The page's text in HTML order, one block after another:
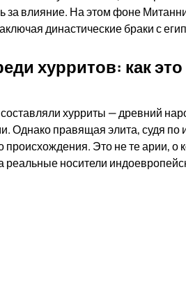
за влияние. На этом фоне
династические браки с
хурритов: как это
хурриты — древний
Однако правящая элита, судя
Это не те арии, о
реальные носители